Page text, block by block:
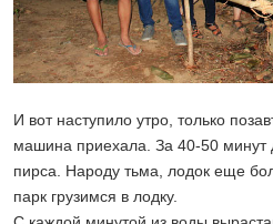
И вот наступило утро, только
машина приехала. За 40-50 минут
пирса. Народу тьма, лодок еще
парк грузимся в лодку.